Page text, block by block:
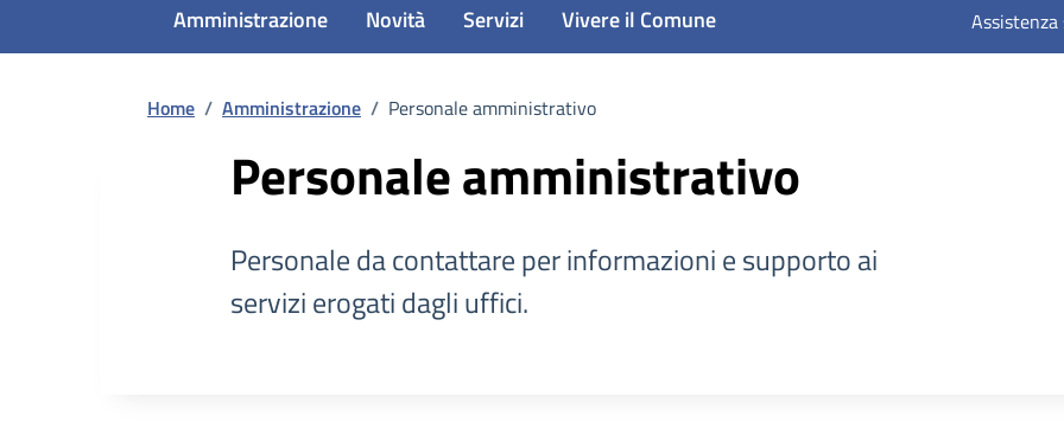
Amministrazione Novità Servizi Vivere il Comune Assistenza
Home / Amministrazione / Personale amministrativo
Personale amministrativo
Personale da contattare per informazioni e supporto ai
servizi erogati dagli uffici.